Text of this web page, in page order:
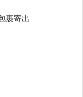
裹寄出